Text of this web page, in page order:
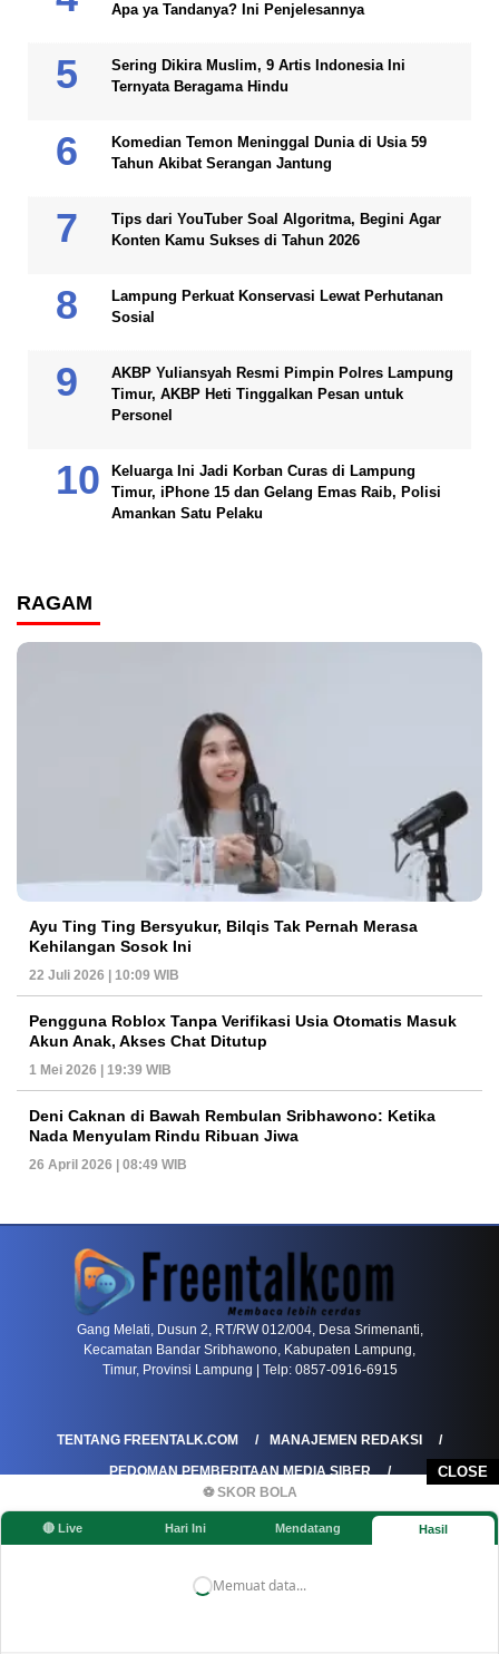
CLOSE
⚽ SKOR BOLA
🔴 Live Hari Ini Mendatang Hasil
Memuat data...
Apa ya Tandanya? Ini Penjelesannya
Sering Dikira Muslim, 9 Artis Indonesia Ini
Ternyata Beragama Hindu
Komedian Temon Meninggal Dunia di Usia 59
Tahun Akibat Serangan Jantung
Tips dari YouTuber Soal Algoritma, Begini Agar
Konten Kamu Sukses di Tahun 2026
Lampung Perkuat Konservasi Lewat Perhutanan
Sosial
AKBP Yuliansyah Resmi Pimpin Polres Lampung
Timur, AKBP Heti Tinggalkan Pesan untuk
Personel
Keluarga Ini Jadi Korban Curas di Lampung
Timur, iPhone 15 dan Gelang Emas Raib, Polisi
Amankan Satu Pelaku
RAGAM
Ayu Ting Ting Bersyukur, Bilqis Tak Pernah Merasa
Kehilangan Sosok Ini
22 Juli 2026 | 10:09 WIB
Pengguna Roblox Tanpa Verifikasi Usia Otomatis Masuk
Akun Anak, Akses Chat Ditutup
1 Mei 2026 | 19:39 WIB
Deni Caknan di Bawah Rembulan Sribhawono: Ketika
Nada Menyulam Rindu Ribuan Jiwa
26 April 2026 | 08:49 WIB
Gang Melati, Dusun 2, RT/RW 012/004, Desa Srimenanti,
Kecamatan Bandar Sribhawono, Kabupaten Lampung,
Timur, Provinsi Lampung | Telp: 0857-0916-6915
TENTANG FREENTALK.COM
MANAJEMEN REDAKSI
PEDOMAN PEMBERITAAN MEDIA SIBER
PEDOMAN PEMBERITAAN RAMAH ANAK
KOREKSI & KLARIFIKASI
KEBIJAKAN IKLAN / ADVERTORIAL